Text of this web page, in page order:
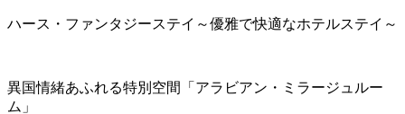
ハース・ファンタジーステイ～優雅で快適なホテルステイ～
異国情緒あふれる特別空間「アラビアン・ミラージュルー
ム」